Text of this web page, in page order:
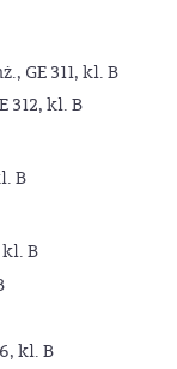
GE 311, kl. B
312, kl. B
B
B
kl. B